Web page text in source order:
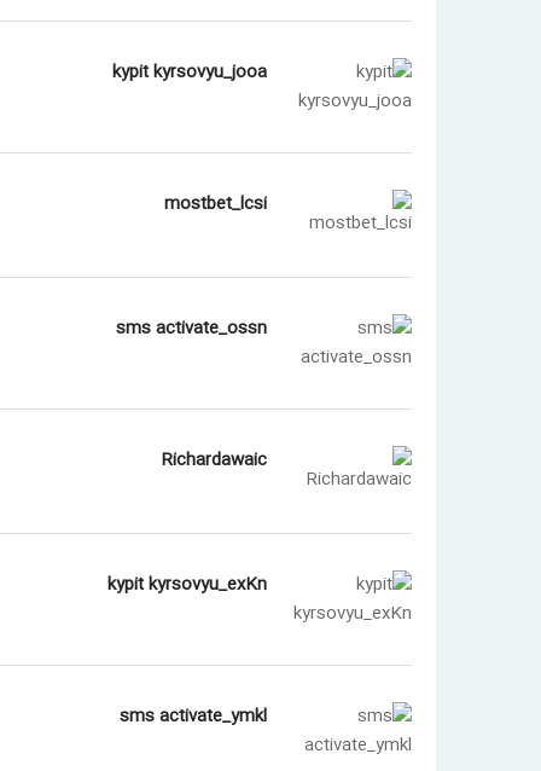
kypit kyrsovyu_jooa
mostbet_lcsi
sms activate_ossn
Richardawaic
kypit kyrsovyu_exKn
sms activate_ymkl